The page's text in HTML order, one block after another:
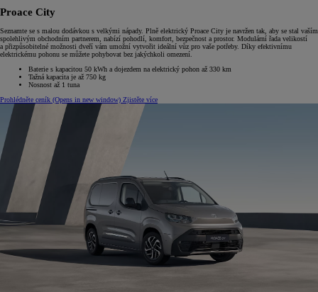
Proace City
Seznamte se s malou dodávkou s velkými nápady. Plně elektrický Proace City je navržen tak, aby se stal vaším
spolehlivým obchodním partnerem, nabízí pohodlí, komfort, bezpečnost a prostor. Modulární řada velikostí
a přizpůsobitelné možnosti dveří vám umožní vytvořit ideální vůz pro vaše potřeby. Díky efektivnímu
elektrickému pohonu se můžete pohybovat bez jakýchkoli omezení.
Baterie s kapacitou 50 kWh a dojezdem na elektrický pohon až 330 km
Tažná kapacita je až 750 kg
Nosnost až 1 tuna
Prohlédněte ceník (Opens in new window) Zjistěte více